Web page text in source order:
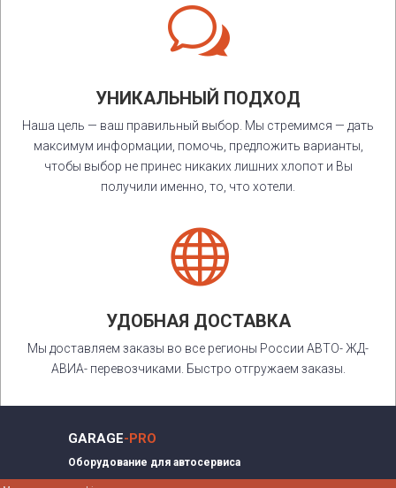
w
УНИКАЛЬНЫЙ ПОДХОД
Наша цель — ваш правильный выбор. Мы стремимся — дать
максимум информации, помочь, предложить варианты,
чтобы выбор не принес никаких лишних хлопот и Вы
получили именно, то, что хотели.

УДОБНАЯ ДОСТАВКА
Мы доставляем заказы во все регионы России АВТО- ЖД-
АВИА- перевозчиками. Быстро отгружаем заказы.
GARAGE-PRO
Оборудование для автосервиса